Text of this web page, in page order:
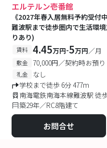
エルテルン壱番館
《2027年春入居無料予約受
難波駅まで徒歩圏内で生活環
りあり)
賃料 4.45万円-5万円／月
敷金 70,000円／契約時お預り
礼金
なし
学校まで徒歩 6分 477m
南海電鉄南海本線難波駅 徒
築29年／RC8階建て
お問合せ